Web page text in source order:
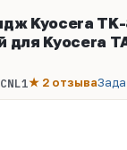
Kyocera
для Kyocera
★ 2 отзыва